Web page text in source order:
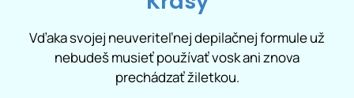
Vďaka svojej neuveriteľnej depilačnej formule už
nebudeš musieť používať vosk ani znova
prechádzať žiletkou.